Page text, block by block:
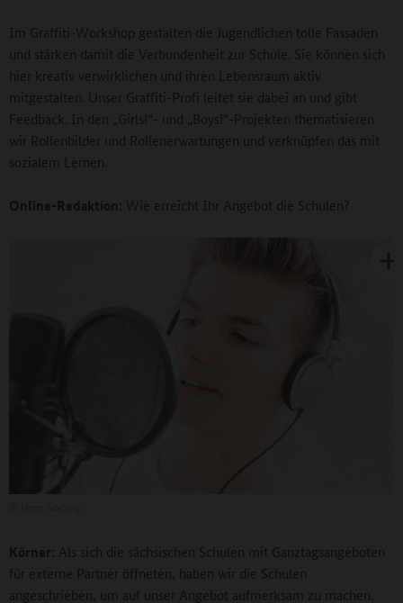
Im Graffiti-Workshop gestalten die Jugendlichen tolle Fassaden
und stärken damit die Verbundenheit zur Schule. Sie können sich
hier kreativ verwirklichen und ihren Lebensraum aktiv
mitgestalten. Unser Graffiti-Profi leitet sie dabei an und gibt
Feedback. In den „Girls!“- und „Boys!“-Projekten thematisieren
wir Rollenbilder und Rollenerwartungen und verknüpfen das mit
sozialem Lernen.
Online-Redaktion: Wie erreicht Ihr Angebot die Schulen?
Körner: Als sich die sächsischen Schulen mit Ganztagsangeboten
für externe Partner öffneten, haben wir die Schulen
angeschrieben, um auf unser Angebot aufmerksam zu machen.